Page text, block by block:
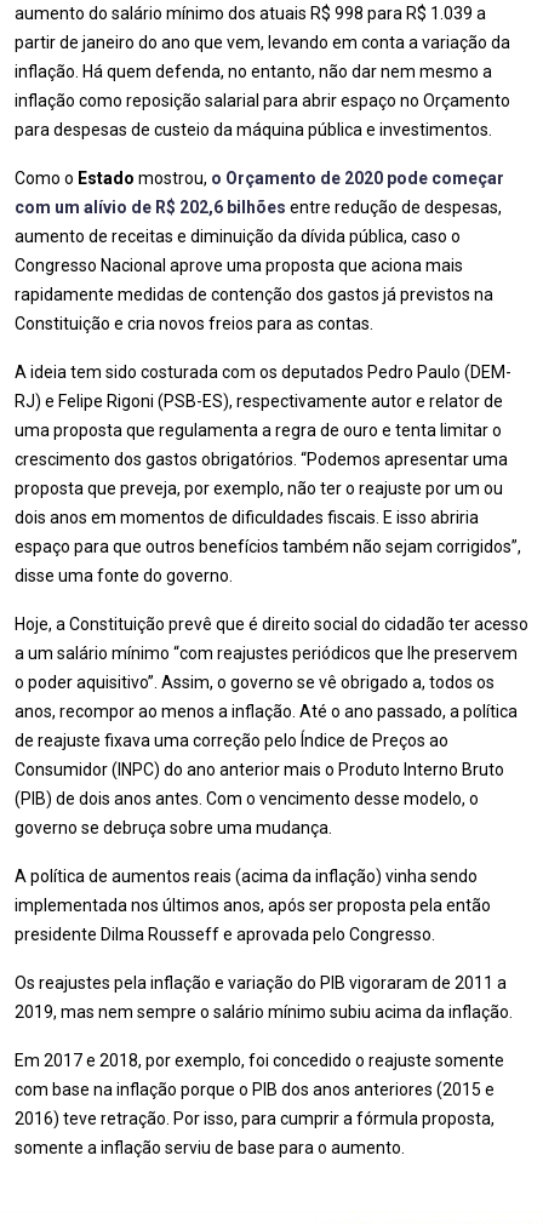
aumento do salário mínimo dos atuais R$ 998 para R$ 1.039 a
partir de janeiro do ano que vem, levando em conta a variação da
inflação. Há quem defenda, no entanto, não dar nem mesmo a
inflação como reposição salarial para abrir espaço no Orçamento
para despesas de custeio da máquina pública e investimentos.
Como o Estado mostrou, o Orçamento de 2020 pode começar
com um alívio de R$ 202,6 bilhões entre redução de despesas,
aumento de receitas e diminuição da dívida pública, caso o
Congresso Nacional aprove uma proposta que aciona mais
rapidamente medidas de contenção dos gastos já previstos na
Constituição e cria novos freios para as contas.
A ideia tem sido costurada com os deputados Pedro Paulo (DEM-
RJ) e Felipe Rigoni (PSB-ES), respectivamente autor e relator de
uma proposta que regulamenta a regra de ouro e tenta limitar o
crescimento dos gastos obrigatórios. “Podemos apresentar uma
proposta que preveja, por exemplo, não ter o reajuste por um ou
dois anos em momentos de dificuldades fiscais. E isso abriria
espaço para que outros benefícios também não sejam corrigidos”,
disse uma fonte do governo.
Hoje, a Constituição prevê que é direito social do cidadão ter acesso
a um salário mínimo “com reajustes periódicos que lhe preservem
o poder aquisitivo”. Assim, o governo se vê obrigado a, todos os
anos, recompor ao menos a inflação. Até o ano passado, a política
de reajuste fixava uma correção pelo Índice de Preços ao
Consumidor (INPC) do ano anterior mais o Produto Interno Bruto
(PIB) de dois anos antes. Com o vencimento desse modelo, o
governo se debruça sobre uma mudança.
A política de aumentos reais (acima da inflação) vinha sendo
implementada nos últimos anos, após ser proposta pela então
presidente Dilma Rousseff e aprovada pelo Congresso.
Os reajustes pela inflação e variação do PIB vigoraram de 2011 a
2019, mas nem sempre o salário mínimo subiu acima da inflação.
Em 2017 e 2018, por exemplo, foi concedido o reajuste somente
com base na inflação porque o PIB dos anos anteriores (2015 e
2016) teve retração. Por isso, para cumprir a fórmula proposta,
somente a inflação serviu de base para o aumento.